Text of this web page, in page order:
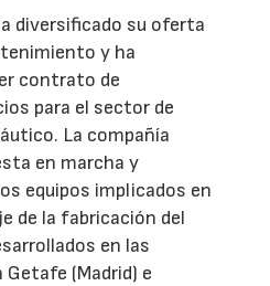
diversificado su oferta
y ha
contrato de
para el sector de
La compañía
en marcha y
equipos implicados en
de la fabricación del
en las
Getafe (Madrid) e